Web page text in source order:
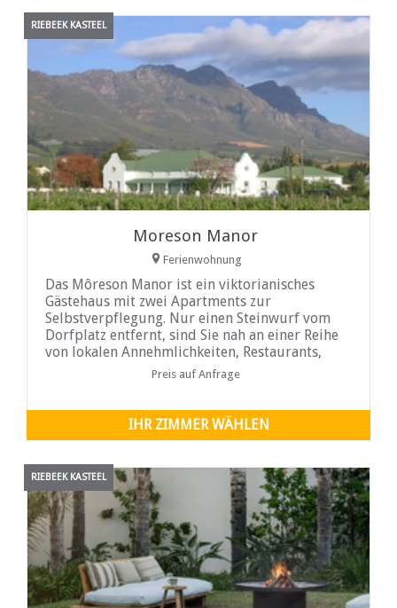
RIEBEEK KASTEEL
Moreson Manor
Ferienwohnung
Das Môreson Manor ist ein viktorianisches
Gästehaus mit zwei Apartments zur
Selbstverpflegung. Nur einen Steinwurf vom
Dorfplatz entfernt, sind Sie nah an einer Reihe
von lokalen Annehmlichkeiten, Restaurants,
Einkaufsmöglichkeiten, Weinproben und vieles
Preis auf Anfrage
IHR ZIMMER WÄHLEN
RIEBEEK KASTEEL